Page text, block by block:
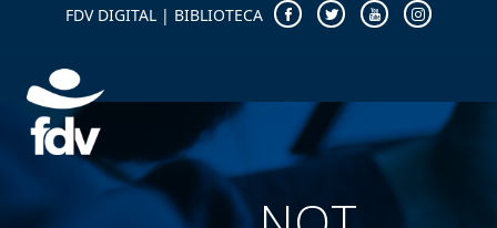
FDV DIGITAL | BIBLIOTECA